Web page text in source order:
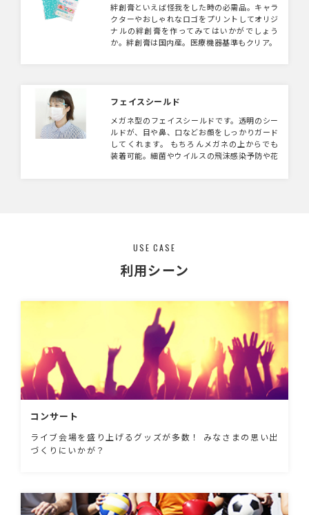
分にフルカラー印刷が可能。 企業の周年記念
の販促品や、アーティストの物販品などにおす
すめの商品です。
絆創膏といえば怪我をした時の必需品。キャラ
クターやおしゃれなロゴをプリントしてオリジ
ナルの絆創膏を作ってみてはいかがでしょう
か。絆創膏は国内産。医療機器基準もクリア。
フェイスシールド
メガネ型のフェイスシールドです。透明のシー
ルドが、目や鼻、口などお顔をしっかりガード
してくれます。 もちろんメガネの上からでも
装着可能。細菌やウイルスの飛沫感染予防や花
USE CASE
利用シーン
コンサート
ライブ会場を盛り上げるグッズが多数！ みなさまの思い出
づくりにいかが？